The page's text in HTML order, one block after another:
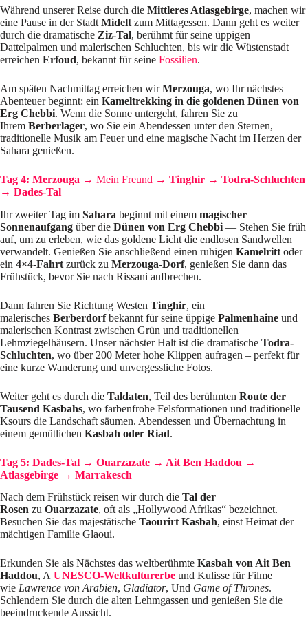
Während unserer Reise durch die Mittleres Atlasgebirge, machen wir
eine Pause in der Stadt Midelt zum Mittagessen. Dann geht es weiter
durch die dramatische Ziz-Tal, berühmt für seine üppigen
Dattelpalmen und malerischen Schluchten, bis wir die Wüstenstadt
erreichen Erfoud, bekannt für seine Fossilien.
Am späten Nachmittag erreichen wirMerzouga, wo Ihr nächstes
Abenteuer beginnt: ein Kameltrekking in die goldenen Dünen von
Erg Chebbi. Wenn die Sonne untergeht, fahren Sie zu
Ihrem Berberlager, wo Sie ein Abendessen unter den Sternen,
traditionelle Musik am Feuer und eine magische Nacht im Herzen der
Sahara genießen.
Tag 4: Merzouga → Mein Freund → Tinghir → Todra-Schluchten
→ Dades-Tal
Ihr zweiter Tag im Sahara beginnt mit einem magischer
Sonnenaufgang über die Dünen von Erg Chebbi — Stehen Sie früh
auf, um zu erleben, wie das goldene Licht die endlosen Sandwellen
verwandelt. Genießen Sie anschließend einen ruhigen Kamelritt oder
ein 4×4-Fahrt zurück zu Merzouga-Dorf, genießen Sie dann das
Frühstück, bevor Sie nach Rissani aufbrechen.
Dann fahren Sie Richtung Westen Tinghir, ein
malerisches Berberdorfbekannt für seine üppige Palmenhaine und
malerischen Kontrast zwischen Grün und traditionellen
Lehmziegelhäusern. Unser nächster Halt ist die dramatische Todra-
Schluchten, wo über 200 Meter hohe Klippen aufragen – perfekt für
eine kurze Wanderung und unvergessliche Fotos.
Weiter geht es durch die Taldaten, Teil des berühmten Route der
Tausend Kasbahs, wo farbenfrohe Felsformationen und traditionelle
Ksours die Landschaft säumen. Abendessen und Übernachtung in
einem gemütlichen Kasbah oder Riad.
Tag 5: Dades-Tal → Ouarzazate → Ait Ben Haddou →
Atlasgebirge → Marrakesch
Nach dem Frühstück reisen wir durch die Tal der
Rosen zu Ouarzazate, oft als „Hollywood Afrikas“ bezeichnet.
Besuchen Sie das majestätische Taourirt Kasbah, einst Heimat der
mächtigen Familie Glaoui.
Erkunden Sie als Nächstes das weltberühmte Kasbah von Ait Ben
Haddou, A UNESCO-Weltkulturerbe und Kulisse für Filme
wie Lawrence von Arabien, Gladiator, Und Game of Thrones.
Schlendern Sie durch die alten Lehmgassen und genießen Sie die
beeindruckende Aussicht.